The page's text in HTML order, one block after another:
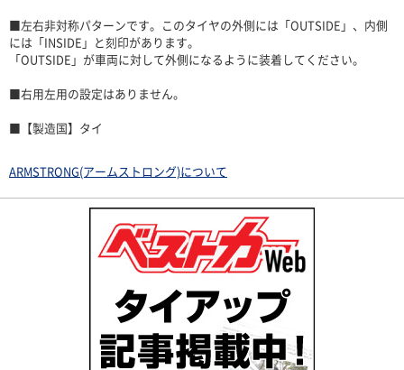
■左右非対称パターンです。このタイヤの外側には「OUTSIDE」、内側
には「INSIDE」と刻印があります。
「OUTSIDE」が車両に対して外側になるように装着してください。
■右用左用の設定はありません。
■【製造国】タイ
ARMSTRONG(アームストロング)について